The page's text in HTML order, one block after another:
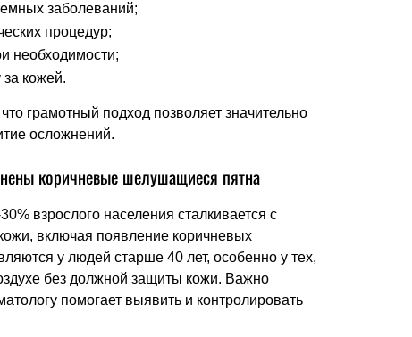
заболеваний;
процедур;
необходимости;
кожей.
грамотный подход позволяет значительно
осложнений.
коричневые шелушащиеся пятна
взрослого населения сталкивается с
включая появление коричневых
у людей старше 40 лет, особенно у тех,
без должной защиты кожи. Важно
помогает выявить и контролировать